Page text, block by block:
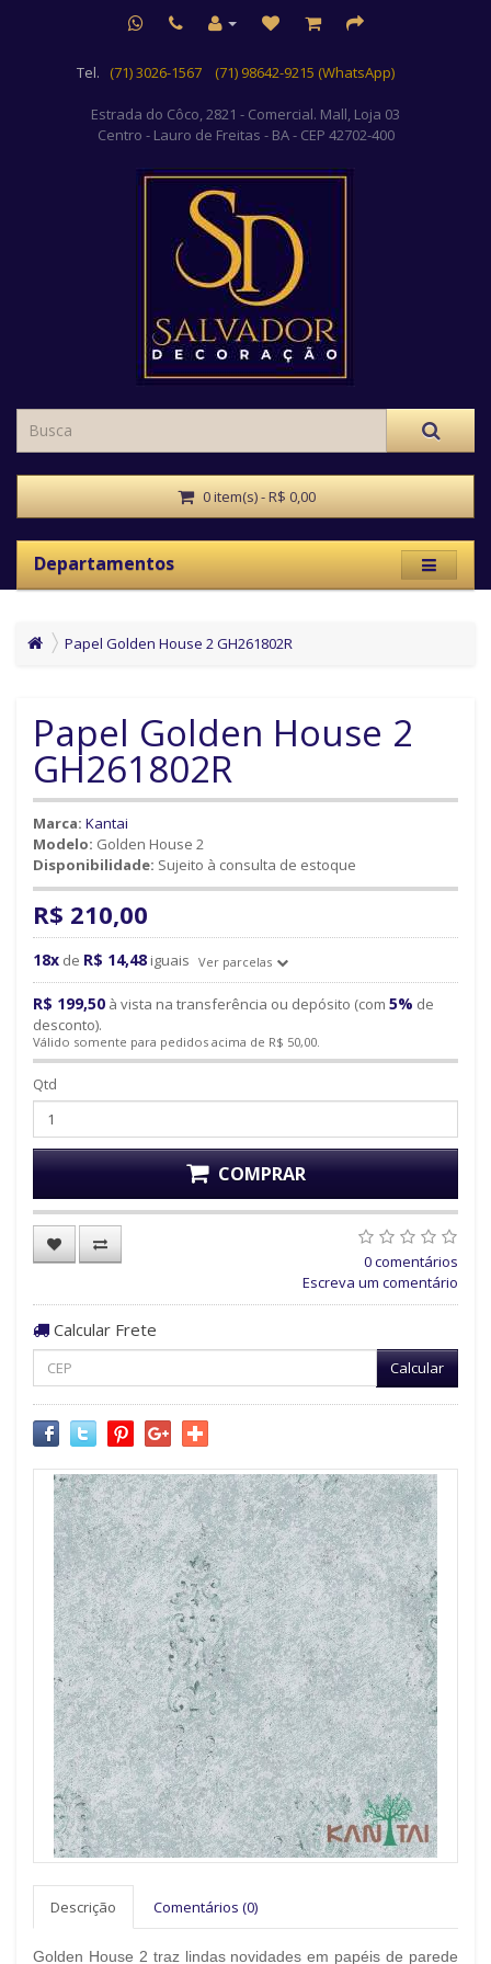
Tel. (71) 3026-1567 (71) 98642-9215 (WhatsApp)
Estrada do Côco, 2821 - Comercial. Mall, Loja 03
Centro - Lauro de Freitas - BA - CEP 42702-400
0 item(s) - R$ 0,00
Departamentos
Papel Golden House 2 GH261802R
Papel Golden House 2
GH261802R
Marca: Kantai
Modelo: Golden House 2
Disponibilidade: Sujeito à consulta de estoque
R$ 210,00
18x de R$ 14,48 iguais Ver parcelas
R$ 199,50 à vista na transferência ou depósito (com 5% de
desconto).
Válido somente para pedidos acima de R$ 50,00.
Qtd
COMPRAR
0 comentários
Escreva um comentário
Calcular Frete
Calcular
Descrição Comentários (0)
Golden House 2 traz lindas novidades em papéis de parede